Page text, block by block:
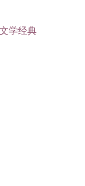
学经典